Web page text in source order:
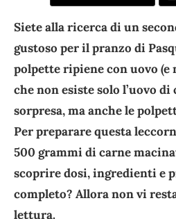
Siete alla ricerca di un
gustoso per il pranzo di
polpette ripiene con uovo (e
che non esiste solo l’uovo
sorpresa, ma anche le
Per preparare questa
500 grammi di carne
scoprire dosi, ingredienti e
completo? Allora non vi
lettura.